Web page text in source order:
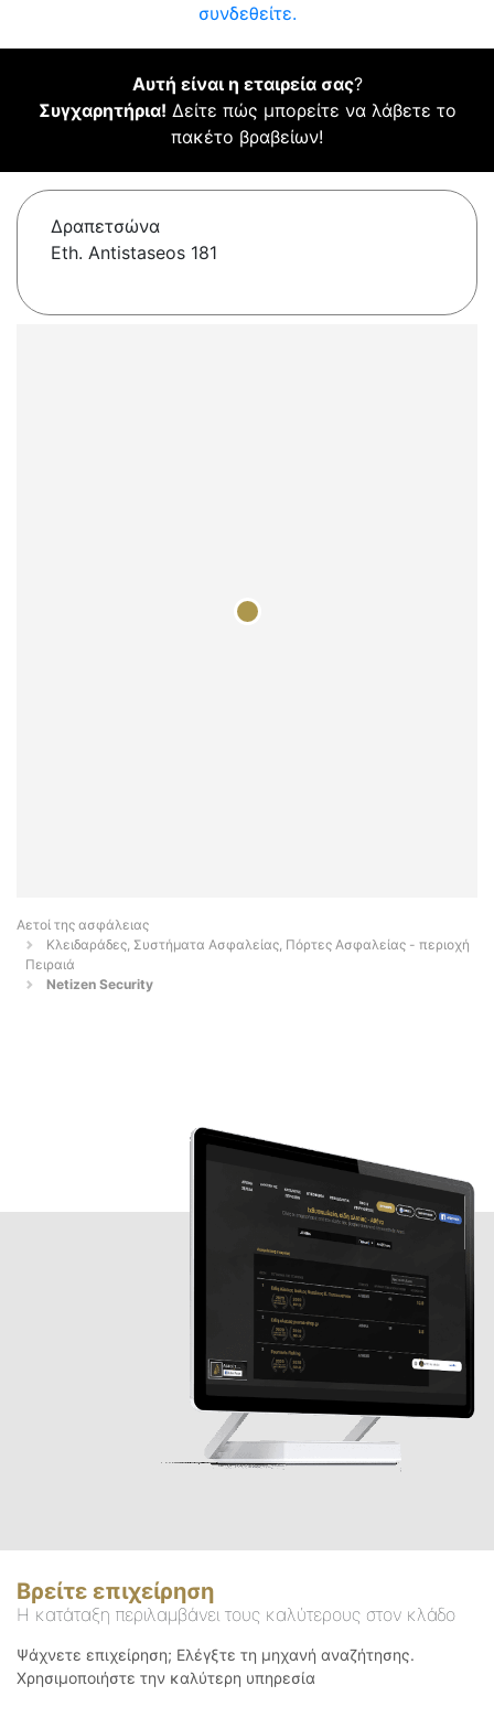
συνδεθείτε.
Αυτή είναι η εταιρεία σας?
Συγχαρητήρια! Δείτε πώς μπορείτε να λάβετε το
πακέτο βραβείων!
Δραπετσώνα
Eth. Antistaseos 181
Αετοί της ασφάλειας
Κλειδαράδες, Συστήματα Ασφαλείας, Πόρτες Ασφαλείας - περιοχή
Πειραιά
Netizen Security
Βρείτε επιχείρηση
Η κατάταξη περιλαμβάνει τους καλύτερους στον κλάδο
Ψάχνετε επιχείρηση; Ελέγξτε τη μηχανή αναζήτησης.
Χρησιμοποιήστε την καλύτερη υπηρεσία